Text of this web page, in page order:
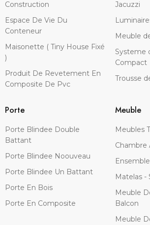
Construction
Espace De Vie Du
Conteneur
Maisonette ( Tiny House Fixé
)
Produit De Revetement En
Composite De Pvc
Jacuzzi
Meuble
Systeme
Compact
Trousse
Porte
Porte Blindee Double
Battant
Porte Blindee Noouveau
Porte Blindee Un Battant
Porte En Bois
Porte En Composite
Meuble
Meubles
Chambre
Matelas -
Meuble
Balcon
Meuble